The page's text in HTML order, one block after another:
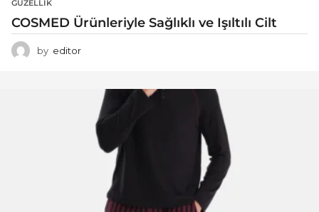
GÜZELLIK
COSMED Ürünleriyle Sağlıklı ve Işıltılı Cilt
by editor